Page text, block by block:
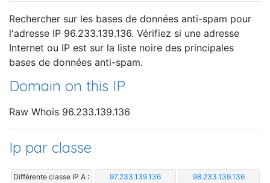
Rechercher sur les bases de données anti-spam pour
l'adresse IP 96.233.139.136. Vérifiez si une adresse
Internet ou IP est sur la liste noire des principales
bases de données anti-spam.
Domain on this IP
Raw Whois 96.233.139.136
Ip par classe
Différente classe IP A : 97.233.139.136 98.233.139.136